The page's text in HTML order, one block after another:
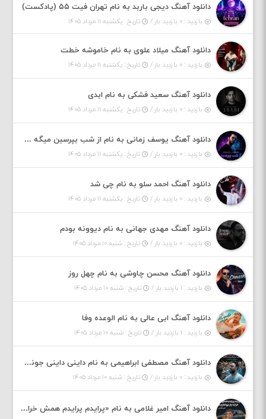
دانلود آهنگ دیجی باربد به نام تهران فیت ۵۵ (پادکست)
بازدید : ۰ بازدید بار / تاریخ : یکشنبه ۱۱ مرداد ۱۴۰۵
دانلود آهنگ میلاد علوی به نام خاموشه خطت
بازدید : ۰ بازدید بار / تاریخ : یکشنبه ۱۱ مرداد ۱۴۰۵
دانلود آهنگ سعید فشکی به نام ابدی
بازدید : ۰ بازدید بار / تاریخ : یکشنبه ۱۱ مرداد ۱۴۰۵
دانلود آهنگ یوسف زمانی به نام از شب بپرسین میگه چه روزگاری دارم
بازدید : ۰ بازدید بار / تاریخ : یکشنبه ۱۱ مرداد ۱۴۰۵
دانلود آهنگ احمد سلو به نام چی شد
بازدید : ۰ بازدید بار / تاریخ : یکشنبه ۱۱ مرداد ۱۴۰۵
دانلود آهنگ مهدی جهانی به نام دیوونه بودم
بازدید : ۰ بازدید بار / تاریخ : شنبه ۱۰ مرداد ۱۴۰۵
دانلود آهنگ محسن چاوشی به نام چهل روز
بازدید : ۱ بازدید بار / تاریخ : شنبه ۱۰ مرداد ۱۴۰۵
دانلود آهنگ ابی عالی به نام الوعده وفا
بازدید : ۱ بازدید بار / تاریخ : شنبه ۱۰ مرداد ۱۴۰۵
دانلود آهنگ مصطفی ابراهیمی به نام داینی داینی جونم قربون پنج تیر پرونم
بازدید : ۰ بازدید بار / تاریخ : شنبه ۱۰ مرداد ۱۴۰۵
دانلود آهنگ امیر غلامی به نام «پرایدم پرایدم همش خرابه یار نیو کنارم دیگه پولی نداروم (ریمیکس اینستاگرام)»